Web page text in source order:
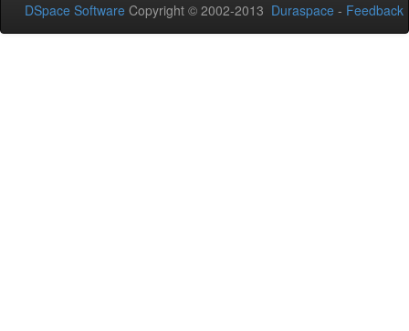
DSpace Software Copyright © 2002-2013 Duraspace - Feedback